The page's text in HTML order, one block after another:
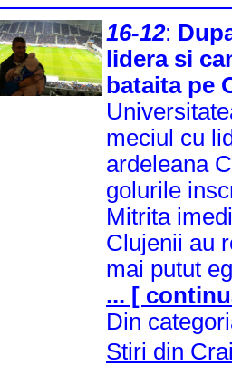
16-12:
lidera si
bataita pe
meciul cu
ardeleana
golurile
Mitrita
Clujenii au
mai putut
... [
Din
Stiri din